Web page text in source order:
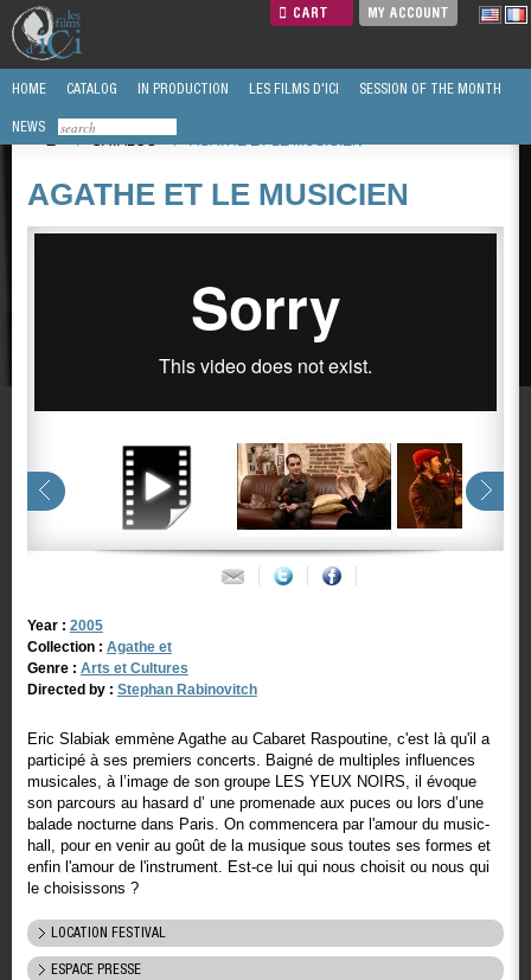
CART MY ACCOUNT
HOME CATALOG IN PRODUCTION LES FILMS D'ICI SESSION OF THE MONTH
NEWS
/
CATALOG / AGATHE ET LE MUSICIEN
AGATHE ET LE MUSICIEN
Year : 2005
Collection : Agathe et
Genre : Arts et Cultures
Directed by : Stephan Rabinovitch
Eric Slabiak emmène Agathe au Cabaret Raspoutine, c'est là qu'il a
participé à ses premiers concerts. Baigné de multiples influences
musicales, à l’image de son groupe LES YEUX NOIRS, il évoque
son parcours au hasard d’ une promenade aux puces ou lors d’une
balade nocturne dans Paris. On commencera par l'amour du music-
hall, pour en venir au goût de la musique sous toutes ses formes et
enfin l'amour de l'instrument. Est-ce lui qui nous choisit ou nous qui
le choisissons ?
LOCATION FESTIVAL
ESPACE PRESSE